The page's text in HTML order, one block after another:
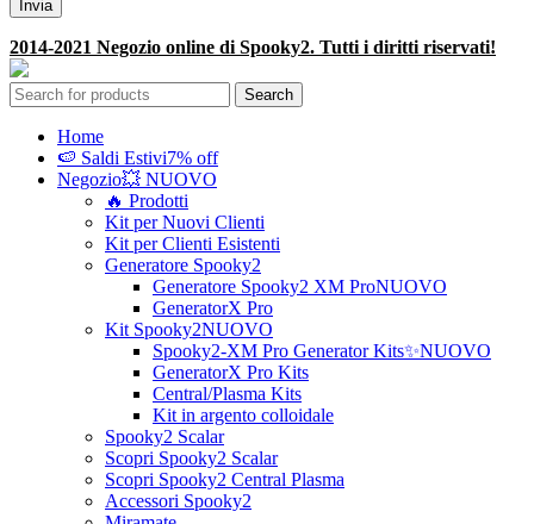
2014-2021 Negozio online di Spooky2. Tutti i diritti riservati!
Search
Home
🍉 Saldi Estivi7% off
Negozio💥 NUOVO
🔥 Prodotti
Kit per Nuovi Clienti
Kit per Clienti Esistenti
Generatore Spooky2
Generatore Spooky2 XM ProNUOVO
GeneratorX Pro
Kit Spooky2NUOVO
Spooky2-XM Pro Generator Kits✨NUOVO
GeneratorX Pro Kits
Central/Plasma Kits
Kit in argento colloidale
Spooky2 Scalar
Scopri Spooky2 Scalar
Scopri Spooky2 Central Plasma
Accessori Spooky2